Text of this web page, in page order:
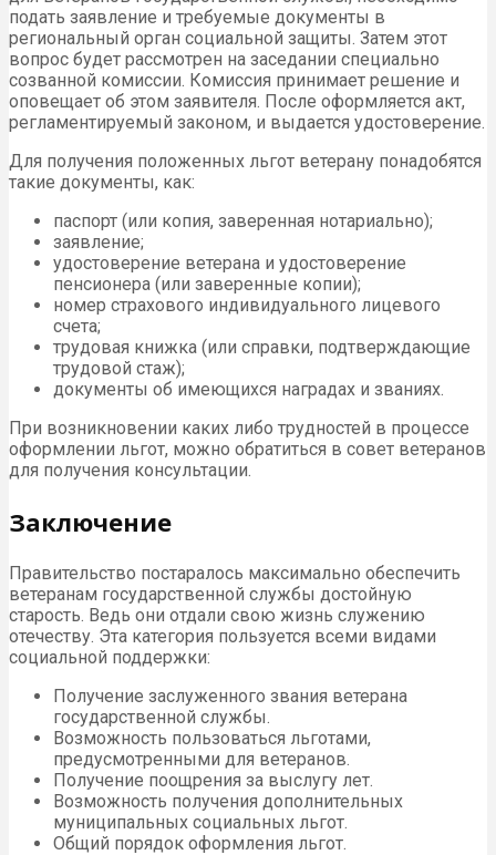
подать заявление и требуемые документы в
региональный орган социальной защиты. Затем этот
вопрос будет рассмотрен на заседании специально
созванной комиссии. Комиссия принимает решение и
оповещает об этом заявителя. После оформляется акт,
регламентируемый законом, и выдается удостоверение.
Для получения положенных льгот ветерану понадобятся
такие документы, как:
паспорт (или копия, заверенная нотариально);
заявление;
удостоверение ветерана и удостоверение
пенсионера (или заверенные копии);
номер страхового индивидуального лицевого
счета;
трудовая книжка (или справки, подтверждающие
трудовой стаж);
документы об имеющихся наградах и званиях.
При возникновении каких либо трудностей в процессе
оформлении льгот, можно обратиться в совет ветеранов
для получения консультации.
Заключение
Правительство постаралось максимально обеспечить
ветеранам государственной службы достойную
старость. Ведь они отдали свою жизнь служению
отечеству. Эта категория пользуется всеми видами
социальной поддержки:
Получение заслуженного звания ветерана
государственной службы.
Возможность пользоваться льготами,
предусмотренными для ветеранов.
Получение поощрения за выслугу лет.
Возможность получения дополнительных
муниципальных социальных льгот.
Общий порядок оформления льгот.